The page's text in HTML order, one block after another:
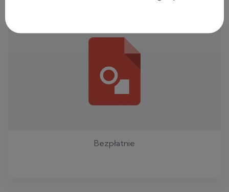
Bezpłatnie